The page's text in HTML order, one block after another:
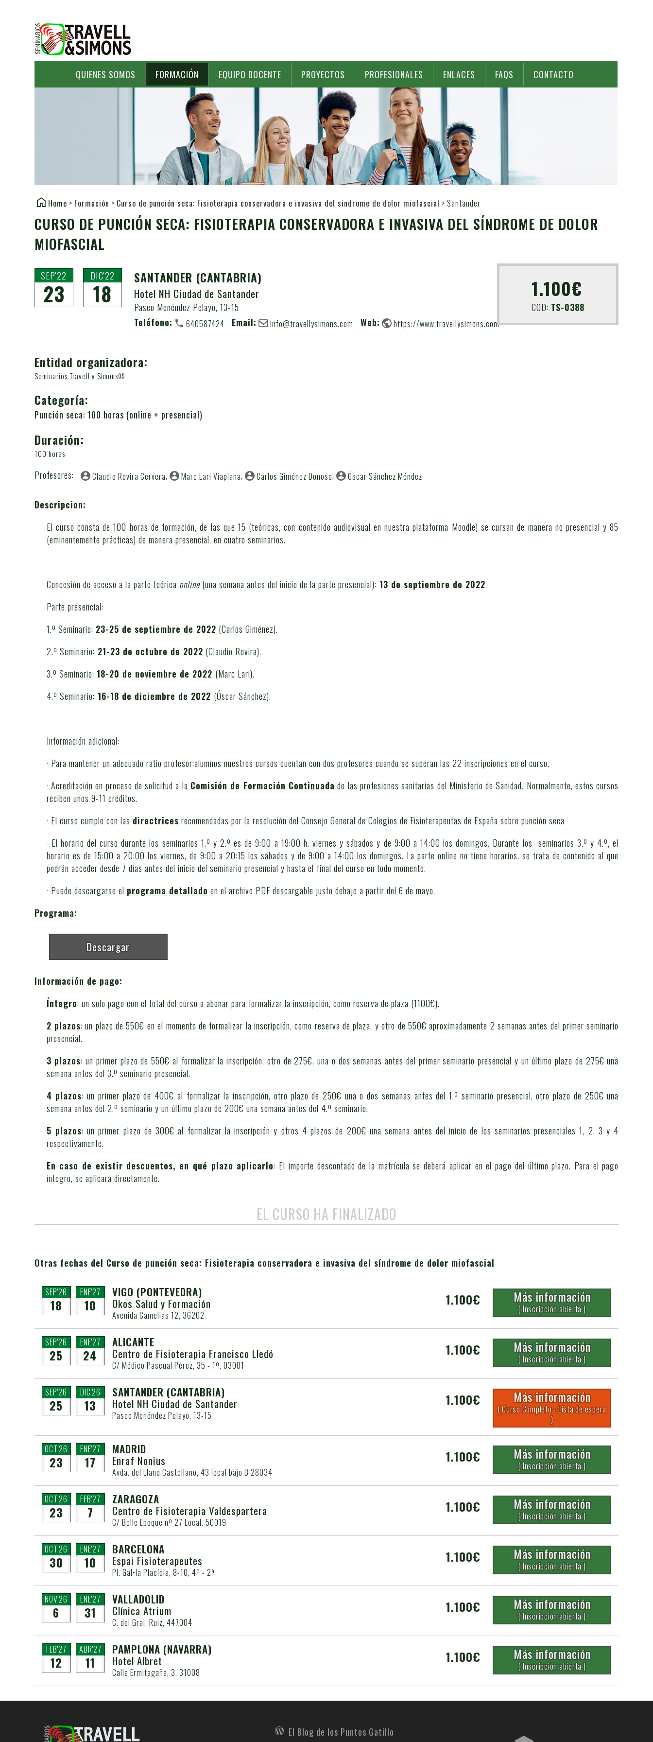
QUIENES SOMOS FORMACIÓN EQUIPO DOCENTE PROYECTOS PROFESIONALES ENLACES FAQS CONTACTO
Home > Formación > Curso de punción seca: Fisioterapia conservadora e invasiva del síndrome de dolor miofascial > Santander
CURSO DE PUNCIÓN SECA: FISIOTERAPIA CONSERVADORA E INVASIVA DEL SÍNDROME DE DOLOR
MIOFASCIAL
SEP'22
23
DIC'22
18 1.100€
COD: TS-0388
SANTANDER (CANTABRIA)
Hotel NH Ciudad de Santander
Paseo Menéndez Pelayo, 13-15
Teléfono:
640587424 Email: info@travellysimons.com Web: https://www.travellysimons.com
Entidad organizadora:
Seminarios Travell y Simons®
Categoría:
Punción seca: 100 horas (online + presencial)
Duración:
100 horas
Profesores: Claudio Rovira Cervera Marc Lari Viaplana Carlos Giménez Donoso Óscar Sánchez Méndez
Descripcion:
El curso consta de 100 horas de formación, de las que 15 (teóricas, con contenido audiovisual en nuestra plataforma Moodle) se cursan de manera no presencial y 85
(eminentemente prácticas) de manera presencial, en cuatro seminarios.
Concesión de acceso a la parte teórica online(una semana antes del inicio de la parte presencial): 13 de septiembre de 2022.
Parte presencial:
1.º Seminario: 23-25 de septiembre de 2022 (Carlos Giménez).
2.º Seminario: 21-23 de octubre de 2022 (Claudio Rovira).
3.º Seminario: 18-20 de noviembre de 2022 (Marc Lari).
4.º Seminario: 16-18 de diciembre de 2022 (Óscar Sánchez).
Información adicional:
· Para mantener un adecuado ratio profesor:alumnos nuestros cursos cuentan con dos profesores cuando se superan las 22 inscripciones en el curso.
· Acreditación en proceso de solicitud a la Comisión de Formación Continuada de las profesiones sanitarias del Ministerio de Sanidad. Normalmente, estos cursos
reciben unos 9-11 créditos.
· El curso cumple con las directrices recomendadas por la resolución del Consejo General de Colegios de Fisioterapeutas de España sobre punción seca
· El horario del curso durante los seminarios 1.º y 2.º es de 9:00 a 19:00 h. viernes y sábados y de 9:00 a 14:00 los domingos. Durante los seminarios 3.º y 4.º, el
horario es de 15:00 a 20:00 los viernes, de 9:00 a 20:15 los sábados y de 9:00 a 14:00 los domingos. La parte online no tiene horarios, se trata de contenido al que
podrán acceder desde 7 días antes del inicio del seminario presencial y hasta el final del curso en todo momento.
· Puede descargarse el programa detallado en el archivo PDF descargable justo debajo a partir del 6 de mayo.
Programa:
Descargar
Información de pago:
Íntegro: un solo pago con el total del curso a abonar para formalizar la inscripción, como reserva de plaza (1100€).
2 plazos: un plazo de 550€ en el momento de formalizar la inscripción, como reserva de plaza, y otro de 550€ aproximadamente 2 semanas antes del primer seminario
presencial.
3 plazos: un primer plazo de 550€ al formalizar la inscripción, otro de 275€, una o dos semanas antes del primer seminario presencial y un último plazo de 275€ una
semana antes del 3.º seminario presencial.
4 plazos: un primer plazo de 400€ al formalizar la inscripción, otro plazo de 250€ una o dos semanas antes del 1.º seminario presencial, otro plazo de 250€ una
semana antes del 2.º seminario y un último plazo de 200€ una semana antes del 4.º seminario.
5 plazos: un primer plazo de 300€ al formalizar la inscripción y otros 4 plazos de 200€ una semana antes del inicio de los seminarios presenciales 1, 2, 3 y 4
respectivamente.
En caso de existir descuentos, en qué plazo aplicarlo: El importe descontado de la matrícula se deberá aplicar en el pago del último plazo. Para el pago
íntegro, se aplicará directamente.
EL CURSO HA FINALIZADO
Otras fechas del Curso de punción seca: Fisioterapia conservadora e invasiva del síndrome de dolor miofascial
SEP'26
18
ENE'27
10
VIGO (PONTEVEDRA)
Okos Salud y Formación
Avenida Camelias 12, 36202
1.100€ Más información
( Inscripción abierta )
SEP'26
25
ENE'27
24
ALICANTE
Centro de Fisioterapia Francisco Lledó
C/ Médico Pascual Pérez, 35 - 1º. 03001
1.100€ Más información
( Inscripción abierta )
SEP'26
25
DIC'26
13
SANTANDER (CANTABRIA)
Hotel NH Ciudad de Santander
Paseo Menéndez Pelayo, 13-15
1.100€ Más información
( Curso Completo - Lista de espera
)
OCT'26
23
ENE'27
17
MADRID
Enraf Nonius
Avda. del Llano Castellano, 43 local bajo B 28034
1.100€ Más información
( Inscripción abierta )
OCT'26
23
FEB'27
7
ZARAGOZA
Centro de Fisioterapia Valdespartera
C/ Belle Epoque nº 27 Local. 50019
1.100€ Más información
( Inscripción abierta )
OCT'26
30
ENE'27
10
BARCELONA
Espai Fisioterapeutes
Pl. Gal•la Placídia, 8-10, 4º - 2ª
1.100€ Más información
( Inscripción abierta )
NOV'26
6
ENE'27
31
VALLADOLID
Clínica Atrium
C. del Gral. Ruiz, 447004
1.100€ Más información
( Inscripción abierta )
FEB'27
12
ABR'27
11
PAMPLONA (NAVARRA)
Hotel Albret
Calle Ermitagaña, 3, 31008
1.100€ Más información
( Inscripción abierta )
El Blog de los Puntos Gatillo